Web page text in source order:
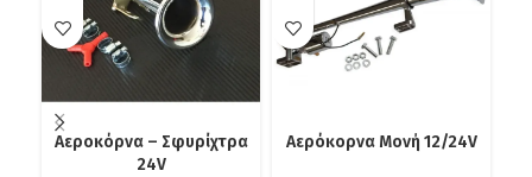
Αεροκόρνα – Σφυρίχτρα
24V
Αερόκορνα Μονή 12/24V